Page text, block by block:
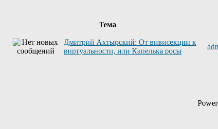
Тема
Дмитрий Ахтырский: От вивисекции к
виртуальности, или Капелька росы